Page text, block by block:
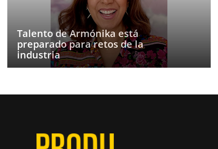
Talento de Armónika está
preparado para retos de la
industria